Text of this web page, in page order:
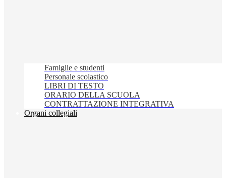
Famiglie e studenti
Personale scolastico
LIBRI DI TESTO
ORARIO DELLA SCUOLA
CONTRATTAZIONE INTEGRATIVA
Organi collegiali